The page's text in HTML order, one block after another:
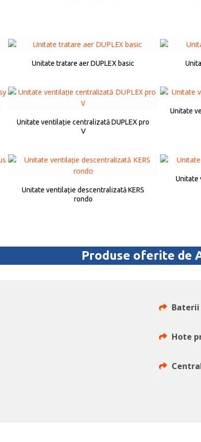
Unitate tratare aer DUPLEX basic
Unitate ventilație centralizată DUPLEX pro
V
Unitate
Unitate ventilație descentralizată KERS
rondo
Unitate
Produse oferite de
Baterii
Hote